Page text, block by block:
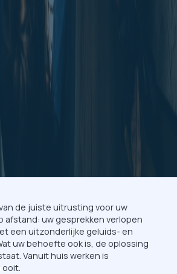
de juiste uitrusting voor uw
afstand: uw gesprekken verlopen
een uitzonderlijke geluids- en
uw behoefte ook is, de oplossing
Vanuit huis werken is